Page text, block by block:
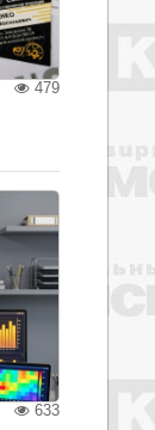
479
633